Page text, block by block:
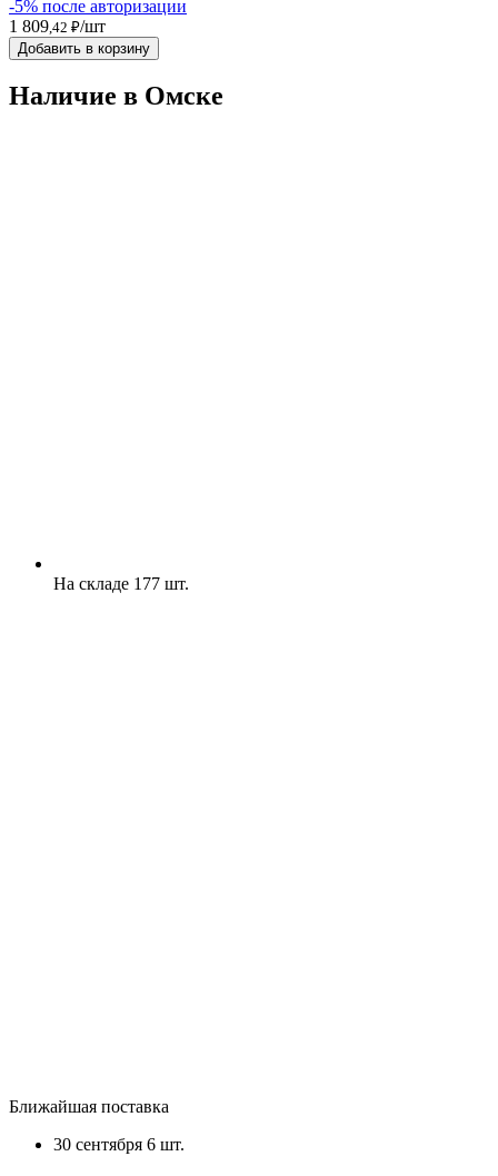
-5% после авторизации
1 809 ,42 ₽/шт
Добавить в корзину
Наличие в Омскe
На складе 177 шт.
Ближайшая поставка
30 сентября 6 шт.